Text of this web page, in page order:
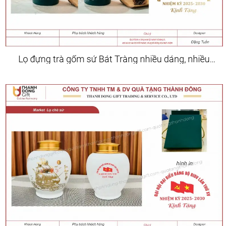
Lọ đựng trà gốm sứ Bát Tràng nhiều dáng, nhiều